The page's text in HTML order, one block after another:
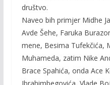
društvo.
Naveo bih primjer Midhe
Avde Šehe, Faruka
mene, Besima Tufekčića,
Muhameda, zatim Nike
Brace Spahića, onda Ace